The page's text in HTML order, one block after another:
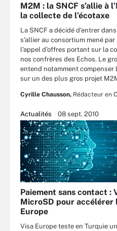
M2M : la SNCF s’allie à
la collecte de l’écotaxe
La SNCF a décidé d’entrer
s’allier au consortium mené
l’appel d’offres portant sur la
nos confrères des Echos. Le
entend notamment compenser
sur un des plus gros projet
Cyrille Chausson, Rédacteur en
Actualités 08 sept. 2010
Paiement sans contact :
MicroSD pour accélérer
Europe
Visa Europe teste en Turquie